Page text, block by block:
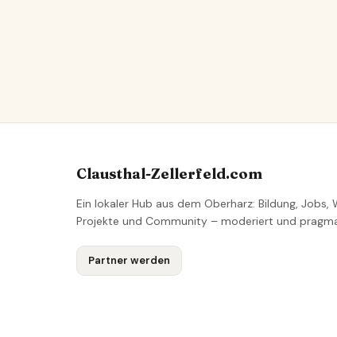
Clausthal-Zellerfeld.com
Ein lokaler Hub aus dem Oberharz: Bildung, Jobs,
Projekte und Community – moderiert und
Partner werden